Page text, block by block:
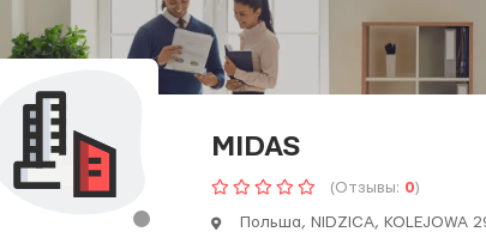
MIDAS
(Отзывы: 0)
Польша, NIDZICA, KOLEJOWA